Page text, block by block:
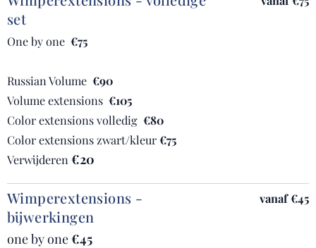
set
One by one €75
Russian Volume €90
Volume extensions €105
Color extensions volledig €80
Color extensions zwart/kleur€75
Verwijderen €20
Wimperextensions -
bijwerkingen
one by one€45
vanaf€45